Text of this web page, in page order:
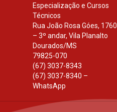
Especialização e Cursos
Técnicos
Rua João Rosa Góes, 1760
– 3º andar, Vila Planalto
Dourados/MS
79825-070
(67) 3037-8343
(67) 3037-8340 –
WhatsApp